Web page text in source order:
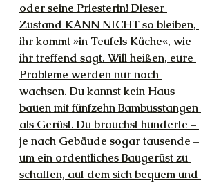
oder seine Priesterin! Dieser
Zustand KANN NICHT so bleiben,
ihr kommt »in Teufels Küche«, wie
ihr treffend sagt. Will heißen, eure
Probleme werden nur noch
wachsen. Du kannst kein Haus
bauen mit fünfzehn Bambusstangen
als Gerüst. Du brauchst hunderte –
je nach Gebäude sogar tausende –
um ein ordentliches Baugerüst zu
schaffen, auf dem sich bequem und